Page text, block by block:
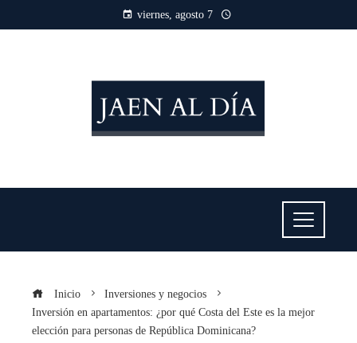
viernes, agosto 7
Inicio
Inversiones y negocios
Inversión en apartamentos: ¿por qué Costa del Este es la mejor
elección para personas de República Dominicana?